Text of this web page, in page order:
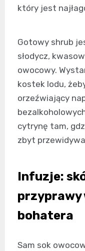
który jest
Gotowy shrub
słodycz,
owocowy.
kostek lodu,
orzeźwiający
cytrynę tam,
zbyt
Infuzje:
przyprawy
bohatera
Sam sok